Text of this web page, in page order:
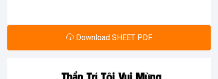
Download SHEET PDF